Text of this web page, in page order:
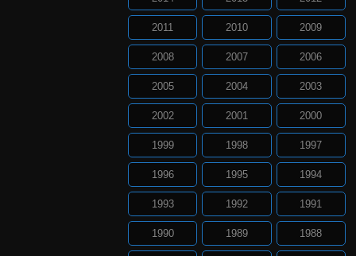
2011 2010 2009
2008 2007 2006
2005 2004 2003
2002 2001 2000
1999 1998 1997
1996 1995 1994
1993 1992 1991
1990 1989 1988